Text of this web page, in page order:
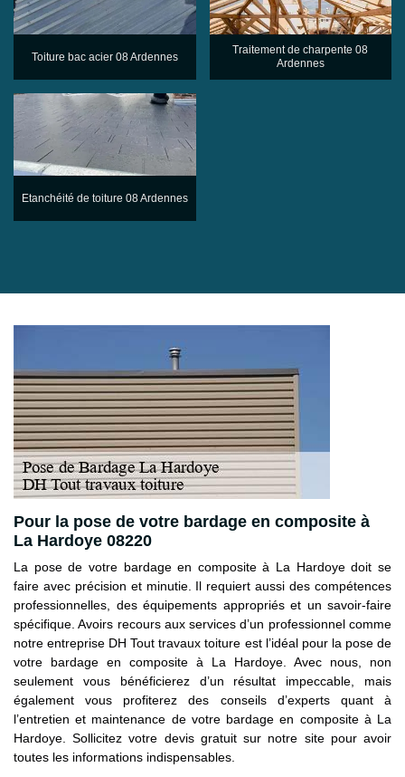
Toiture bac acier 08 Ardennes
Traitement de charpente 08
Ardennes
Etanchéité de toiture 08 Ardennes
Pour la pose de votre bardage en composite à
La Hardoye 08220
La pose de votre bardage en composite à La Hardoye doit se
faire avec précision et minutie. Il requiert aussi des compétences
professionnelles, des équipements appropriés et un savoir-faire
spécifique. Avoirs recours aux services d’un professionnel comme
notre entreprise DH Tout travaux toiture est l’idéal pour la pose de
votre bardage en composite à La Hardoye. Avec nous, non
seulement vous bénéficierez d’un résultat impeccable, mais
également vous profiterez des conseils d’experts quant à
l’entretien et maintenance de votre bardage en composite à La
Hardoye. Sollicitez votre devis gratuit sur notre site pour avoir
toutes les informations indispensables.